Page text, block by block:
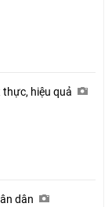
hiệu quả
dân